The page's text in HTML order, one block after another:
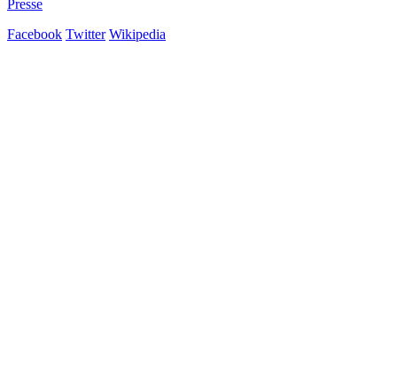
Presse
Facebook Twitter Wikipedia